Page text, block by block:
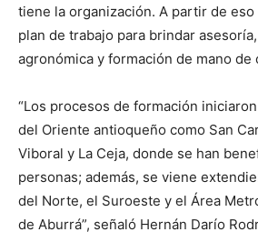
tiene la organización. A partir de
plan de trabajo para brindar
agronómica y formación de mano de
“Los procesos de formación
del Oriente antioqueño como San
Viboral y La Ceja, donde se han
personas; además, se viene
del Norte, el Suroeste y el Área
de Aburrá”, señaló Hernán Darío